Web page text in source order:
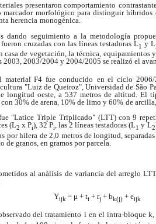
presentaron comportamiento
marcador morfológico para distinguir híbridos
herencia monogénica.
dando seguimiento a la metodología
fueron cruzadas con las líneas testadoras L1 y L
de vegetación, la técnica, equipamientos
2003, 2003/2004 y 2004/2005 se realizó el
material F4 fue conducido en el ciclo 2006/
"Luiz de Queiroz", Universidad de São
longitud oeste, a 537 metros de altitud. El
30% de arena, 10% de limo y 60% de
"Latice Triple Triplicado" (LTT) con 9
(L2 x Pi), 32 Pi, las 2 líneas testadoras (L1 y L2
por hilera de 2,0 metros de longitud,
de granos, en gramos por parcela.
al análisis de variancia del arreglo
Yijk = μ + ti + rj + bk(j) + eijk
del tratamiento i en el intra-bloque